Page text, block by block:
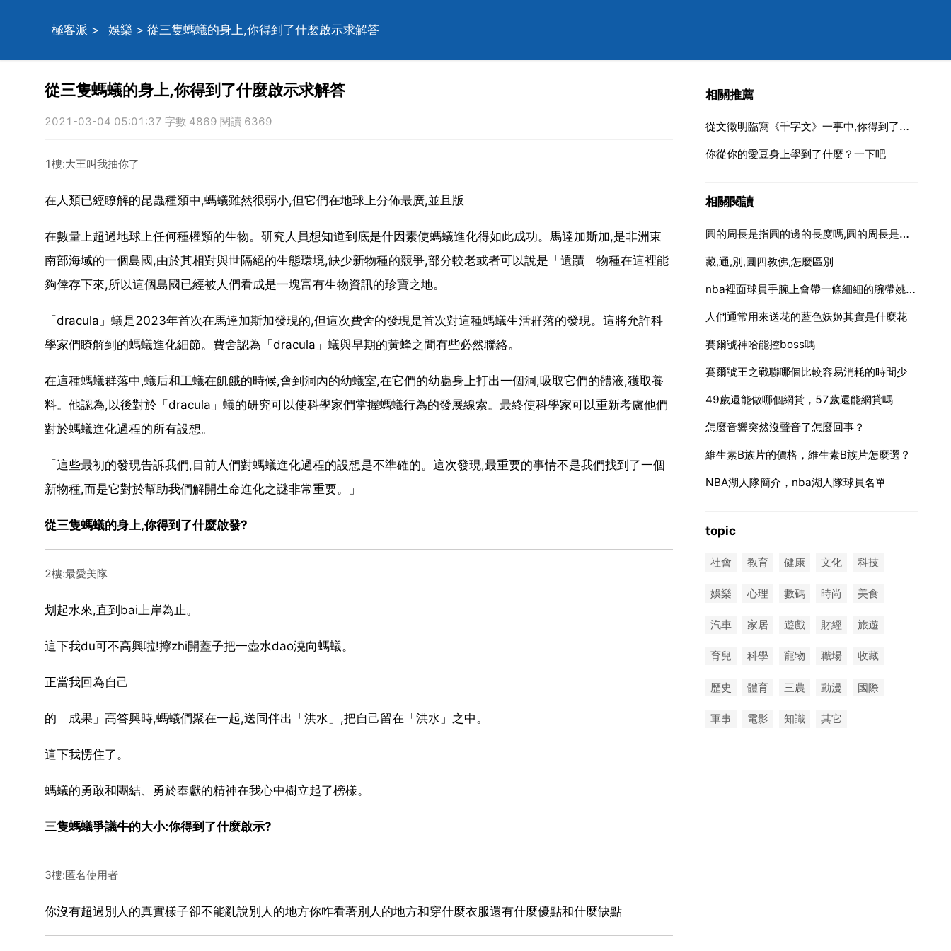
極客派 > 娛樂 > 從三隻螞蟻的身上,你得到了什麼啟示求解答
從三隻螞蟻的身上,你得到了什麼啟示求解答
2021-03-04 05:01:37 字數 4869 閱讀 6369
1樓:大王叫我抽你了
在人類已經瞭解的昆蟲種類中,螞蟻雖然很弱小,但它們在地球上分佈最廣,並且版
在數量上超過地球上任何種權類的生物。研究人員想知道到底是什因素使螞蟻進化得如此成功。馬達加斯加,是非洲東
南部海域的一個島國,由於其相對與世隔絕的生態環境,缺少新物種的競爭,部分較老或者可以說是「遺蹟「物種在這裡能
夠倖存下來,所以這個島國已經被人們看成是一塊富有生物資訊的珍寶之地。
「dracula」蟻是2023年首次在馬達加斯加發現的,但這次費舍的發現是首次對這種螞蟻生活群落的發現。這將允許科
學家們瞭解到的螞蟻進化細節。費舍認為「dracula」蟻與早期的黃蜂之間有些必然聯絡。
在這種螞蟻群落中,蟻后和工蟻在飢餓的時候,會到洞內的幼蟻室,在它們的幼蟲身上打出一個洞,吸取它們的體液,獲取養
料。他認為,以後對於「dracula」蟻的研究可以使科學家們掌握螞蟻行為的發展線索。最終使科學家可以重新考慮他們
對於螞蟻進化過程的所有設想。
「這些最初的發現告訴我們,目前人們對螞蟻進化過程的設想是不準確的。這次發現,最重要的事情不是我們找到了一個
新物種,而是它對於幫助我們解開生命進化之謎非常重要。」
從三隻螞蟻的身上,你得到了什麼啟發?
2樓:最愛美隊
划起水來,直到bai上岸為止。
這下我du可不高興啦!擰zhi開蓋子把一壺水dao澆向螞蟻。
正當我回為自己
的「成果」高答興時,螞蟻們聚在一起,送同伴出「洪水」,把自己留在「洪水」之中。
這下我愣住了。
螞蟻的勇敢和團結、勇於奉獻的精神在我心中樹立起了榜樣。
三隻螞蟻爭議牛的大小:你得到了什麼啟示?
3樓:匿名使用者
你沒有超過別人的真實樣子卻不能亂說別人的地方你咋看著別人的地方和穿什麼衣服還有什麼優點和什麼缺點
相關推薦
從文徵明臨寫《千字文》一事中,你得到了怎樣的啟示
你從你的愛豆身上學到了什麼？一下吧
相關閱讀
圓的周長是指圓的邊的長度嗎,圓的周長是指一個圓的邊的長度嗎
藏,通,別,圓四教佛,怎麼區別
nba裡面球員手腕上會帶一條細細的腕帶姚明艾易
人們通常用來送花的藍色妖姬其實是什麼花
賽爾號神哈能控boss嗎
賽爾號王之戰聯哪個比較容易消耗的時間少
49歲還能做哪個網貸，57歲還能網貸嗎
怎麼音響突然沒聲音了怎麼回事？
維生素B族片的價格，維生素B族片怎麼選？
NBA湖人隊簡介，nba湖人隊球員名單
topic
社會 教育 健康 文化 科技
娛樂 心理 數碼 時尚 美食
汽車 家居 遊戲 財經 旅遊
育兒 科學 寵物 職場 收藏
歷史 體育 三農 動漫 國際
軍事 電影 知識 其它